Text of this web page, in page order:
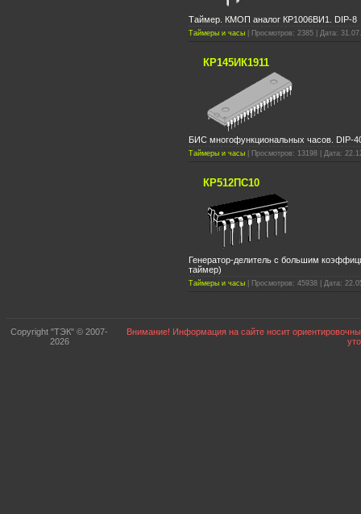
Таймер. КМОП аналог КР1006ВИ1. DIP-8
Таймеры и часы | Просмотров: 2385 | Дата:
КР145ИК1911
БИС многофункциональных часов. DIP-
Таймеры и часы | Просмотров: 13198 | Дата:
КР512ПС10
Генератор-делитель с большим
таймер)
Таймеры и часы | Просмотров: 45938 | Дата:
Copyright "ТЭК" © 2007-
2026
Внимание! Информация на сайте носит